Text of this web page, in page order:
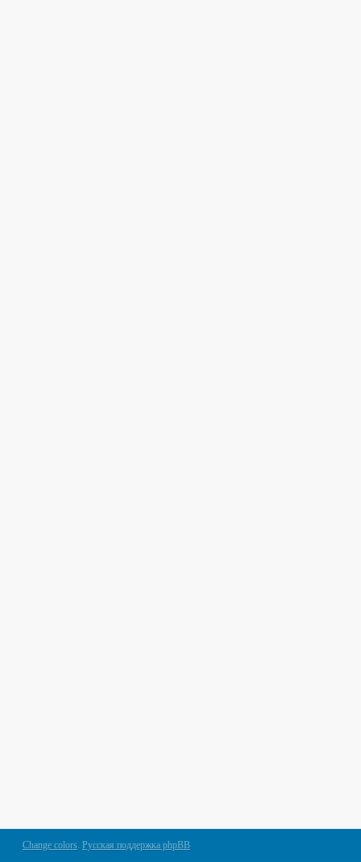
Change colors. Русская поддержка phpBB